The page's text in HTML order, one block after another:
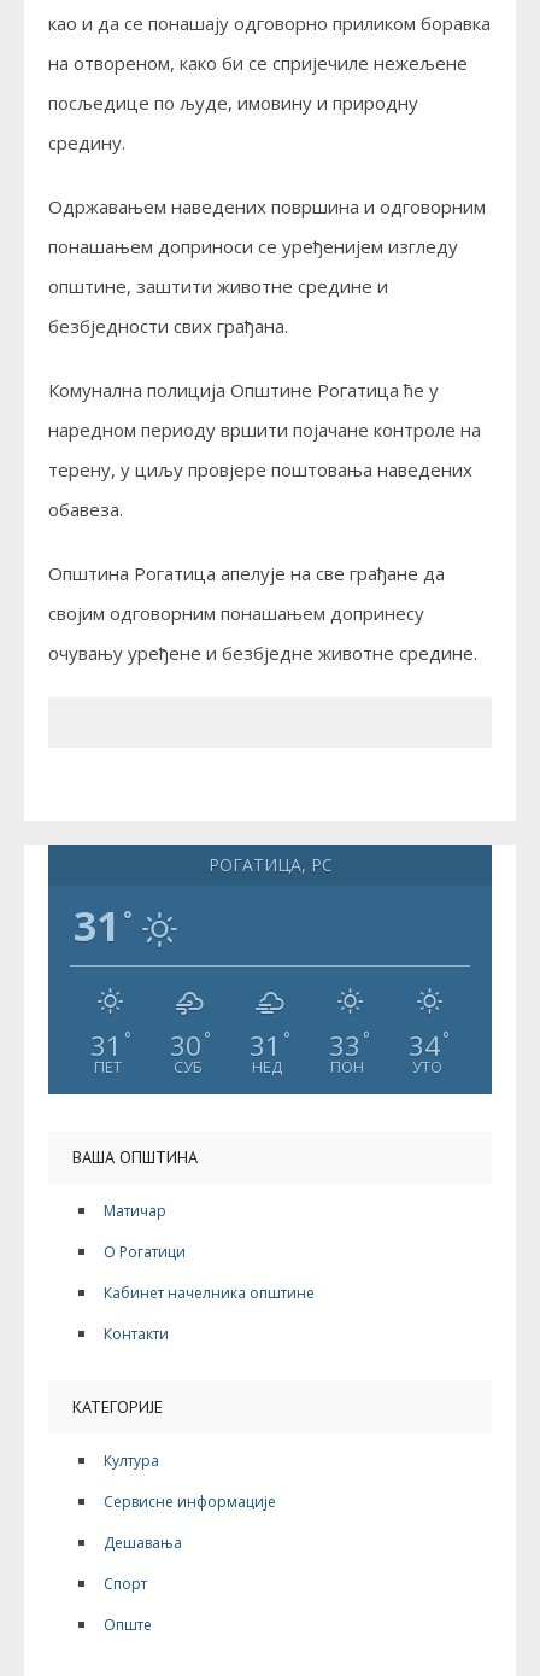
као и да се понашају одговорно приликом боравка
на отвореном, како би се спријечиле нежељене
посљедице по људе, имовину и природну
средину.
Одржавањем наведених површина и одговорним
понашањем доприноси се уређенијем изгледу
општине, заштити животне средине и
безбједности свих грађана.
Комунална полиција Општине Рогатица ће у
наредном периоду вршити појачане контроле на
терену, у циљу провјере поштовања наведених
обавеза.
Општина Рогатица апелује на све грађане да
својим одговорним понашањем допринесу
очувању уређене и безбједне животне средине.
РОГАТИЦА, РС
31 °
31 °
ПЕТ
30 °
СУБ
31 °
НЕД
33 °
ПОН
34°
УТО
ВАША ОПШТИНА
Матичар
О Рогатици
Кабинет начелника општине
Контакти
КАТЕГОРИЈЕ
Култура
Сервисне информације
Дешавања
Спорт
Опште